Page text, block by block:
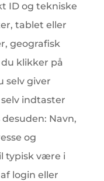
ID og tekniske
tablet eller
geografisk
klikker på
selv giver
indtaster
Navn,
og
typisk være i
login eller